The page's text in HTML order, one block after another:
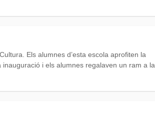
Els alumnes d’esta escola aprofiten la
i els alumnes regalaven un ram a la